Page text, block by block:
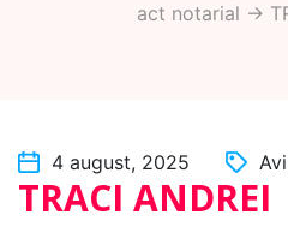
act notarial ->
4 august, 2025
TRACI ANDREI